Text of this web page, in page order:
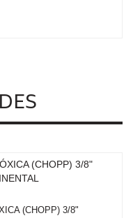
(CHOPP) 3/8"